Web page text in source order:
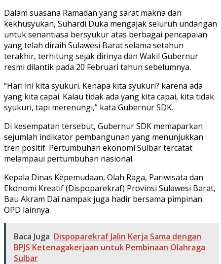
Dalam suasana Ramadan yang sarat makna dan
kekhusyukan, Suhardi Duka mengajak seluruh undangan
untuk senantiasa bersyukur atas berbagai pencapaian
yang telah diraih Sulawesi Barat selama setahun
terakhir, terhitung sejak dirinya dan Wakil Gubernur
resmi dilantik pada 20 Februari tahun sebelumnya.
“Hari ini kita syukuri. Kenapa kita syukuri? karena ada
yang kita capai. Kalau tidak ada yang kita capai, kita tidak
syukuri, tapi merenungi,” kata Gubernur SDK.
Di kesempatan tersebut, Gubernur SDK memaparkan
sejumlah indikator pembangunan yang menunjukkan
tren positif. Pertumbuhan ekonomi Sulbar tercatat
melampaui pertumbuhan nasional.
Kepala Dinas Kepemudaan, Olah Raga, Pariwisata dan
Ekonomi Kreatif (Dispoparekraf) Provinsi Sulawesi Barat,
Bau Akram Dai nampak juga hadir bersama pimpinan
OPD lainnya.
Baca Juga Dispoparekraf Jalin Kerja Sama dengan
BPJS Ketenagakerjaan untuk Pembinaan Olahraga
Sulbar